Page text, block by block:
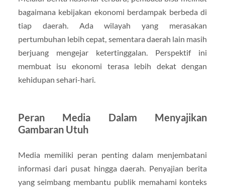
bagaimana kebijakan ekonomi berdampak berbeda di
tiap daerah. Ada wilayah yang merasakan
pertumbuhan lebih cepat, sementara daerah lain masih
berjuang mengejar ketertinggalan. Perspektif ini
membuat isu ekonomi terasa lebih dekat dengan
kehidupan sehari-hari.
Peran Media Dalam Menyajikan
Gambaran Utuh
Media memiliki peran penting dalam menjembatani
informasi dari pusat hingga daerah. Penyajian berita
yang seimbang membantu publik memahami konteks